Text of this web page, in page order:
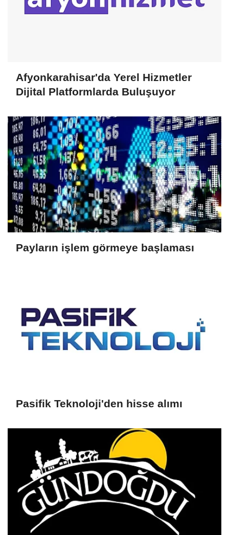
Afyonkarahisar'da Yerel Hizmetler
Dijital Platformlarda Buluşuyor
Payların işlem görmeye başlaması
Pasifik Teknoloji'den hisse alımı